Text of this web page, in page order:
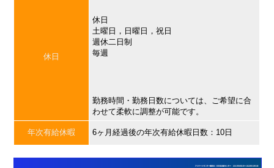
休日
休日
土曜日，日曜日，祝日
週休二日制
毎週
勤務時間・勤務日数については、ご希望に合
わせて柔軟に調整が可能です。
年次有給休暇 6ヶ月経過後の年次有給休暇日数：10日